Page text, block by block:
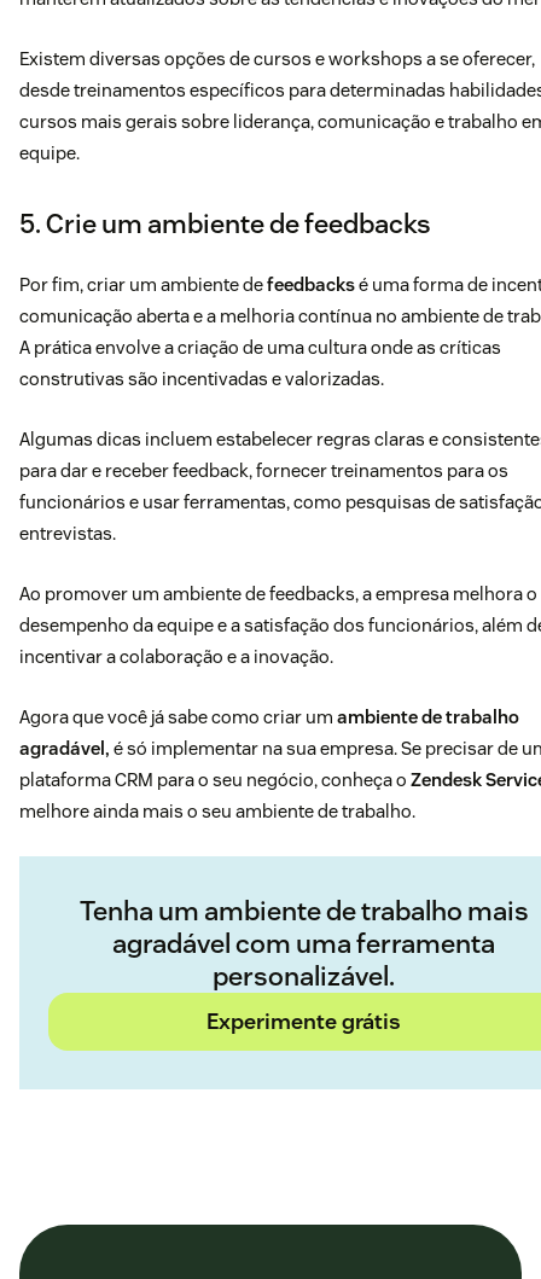
Existem diversas opções de cursos e workshops a se oferecer,
desde treinamentos específicos para determinadas
cursos mais gerais sobre liderança, comunicação e trabalho
equipe.
5. Crie um ambiente de feedbacks
Por fim, criar um ambiente defeedbacksé uma forma de
comunicação aberta e a melhoria contínua no ambiente de
A prática envolve a criação de uma cultura onde as críticas
construtivas são incentivadas e valorizadas.
Algumas dicas incluem estabelecer regras claras e
para dar e receber feedback, fornecer treinamentos para os
funcionários e usar ferramentas, como pesquisas de
entrevistas.
Ao promover um ambiente de feedbacks, a empresa melhora o
desempenho da equipe e a satisfação dos funcionários, além
incentivar a colaboração e a inovação.
Agora que você já sabe como criar um ambiente de trabalho
agradável, é só implementar na sua empresa. Se precisar de
plataforma CRM para o seu negócio, conheça o Zendesk
melhore ainda mais o seu ambiente de trabalho.
Tenha um ambiente de trabalho mais
agradável com uma ferramenta
personalizável.
Experimente grátis